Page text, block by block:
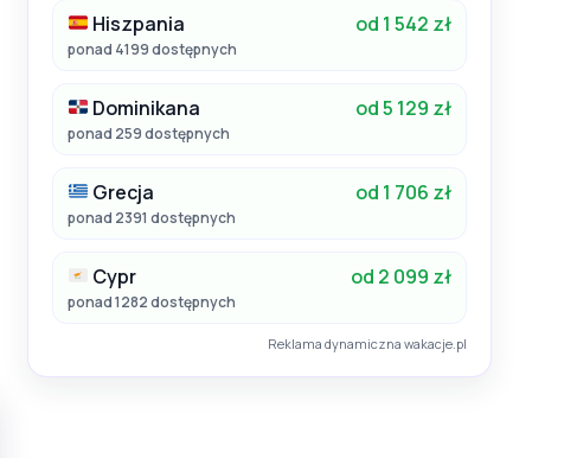
Hiszpania od 1 542 zł
ponad 4199 dostępnych
Dominikana od 5 129 zł
ponad 259 dostępnych
Grecja od 1 706 zł
ponad 2391 dostępnych
Cypr od 2 099 zł
ponad 1282 dostępnych
Reklama dynamiczna wakacje.pl